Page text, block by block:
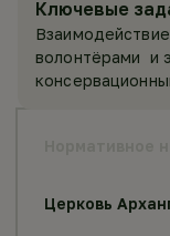
Церковь
Ключевые
волонтёрами и